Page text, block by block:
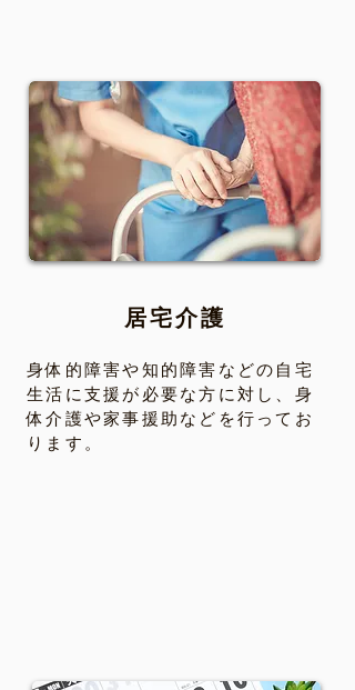
居宅介護
身体的障害や知的障害などの自宅
生活に支援が必要な方に対し、身
体介護や家事援助などを行ってお
ります。